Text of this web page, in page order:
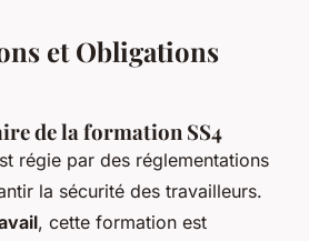
et Obligations
de la formation SS4
régie par des réglementations
la sécurité des travailleurs.
, cette formation est